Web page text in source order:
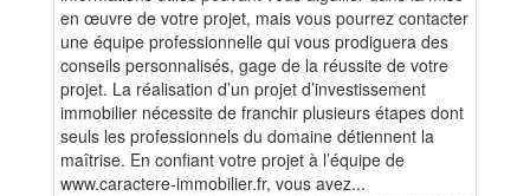
en œuvre de votre projet, mais vous pourrez contacter
une équipe professionnelle qui vous prodiguera des
conseils personnalisés, gage de la réussite de votre
projet. La réalisation d’un projet d’investissement
immobilier nécessite de franchir plusieurs étapes dont
seuls les professionnels du domaine détiennent la
maîtrise. En confiant votre projet à l’équipe de
www.caractere-immobilier.fr, vous avez...